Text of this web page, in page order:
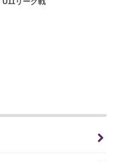
U11リーグ戦